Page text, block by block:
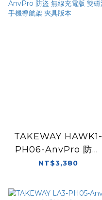
TAKEWAY HAWK1-
PH06-AnvPro 防盜
無線充電版 雙磁浮 手
NT$3,380